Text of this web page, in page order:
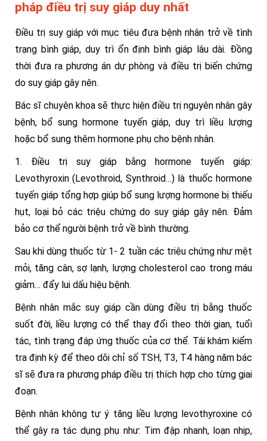
pháp điều trị suy giáp duy nhất
Điều trị suy giáp với mục tiêu đưa bệnh nhân trở về tình
trạng bình giáp, duy trì ổn định bình giáp lâu dài. Đồng
thời đưa ra phương án dự phòng và điều trị biến chứng
do suy giáp gây nên.
Bác sĩ chuyên khoa sẽ thực hiện điều trị nguyên nhân gây
bệnh, bổ sung hormone tuyến giáp, duy trì liều lượng
hoặc bổ sung thêm hormone phụ cho bệnh nhân.
1. Điều trị suy giáp bằng hormone tuyến giáp:
Levothyroxin (Levothroid, Synthroid…) là thuốc hormone
tuyến giáp tổng hợp giúp bổ sung lượng hormone bị thiếu
hụt, loại bỏ các triệu chứng do suy giáp gây nên. Đảm
bảo cơ thể người bệnh trở về bình thường.
Sau khi dùng thuốc từ 1- 2 tuần các triệu chứng như mệt
mỏi, tăng cân, sợ lạnh, lượng cholesterol cao trong máu
giảm… đẩy lui dấu hiệu bệnh.
Bệnh nhân mắc suy giáp cần dùng điều trị bằng thuốc
suốt đời, liều lượng có thể thay đổi theo thời gian, tuổi
tác, tình trạng đáp ứng thuốc của cơ thể. Tái khám kiểm
tra định kỳ để theo dõi chỉ số TSH, T3, T4 hàng năm bác
sĩ sẽ đưa ra phương pháp điều trị thích hợp cho từng giai
đoạn.
Bệnh nhân không tự ý tăng liều lượng levothyroxine có
thể gây ra tác dụng phụ như: Tim đập nhanh, loạn nhịp,